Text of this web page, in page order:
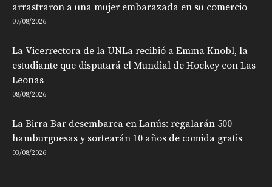
arrastraron a una mujer embarazada en su comercio
07/08/2026
La Vicerrectora de la UNLa recibió a Emma Knobl, la
estudiante que disputará el Mundial de Hockey con Las
Leonas
08/08/2026
La Birra Bar desembarca en Lanús: regalarán 500
hamburguesas y sortearán 10 años de comida gratis
03/08/2026